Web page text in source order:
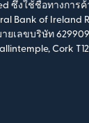
ซึ่งใช้ชื่อทางการ
Bank of Ireland
ยเลขบริษัท 629909
Cork